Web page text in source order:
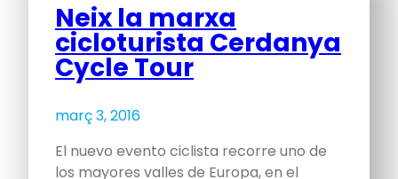
Neix la marxa
cicloturista Cerdanya
Cycle Tour
març 3, 2016
El nuevo evento ciclista recorre uno de
los mayores valles de Europa, en el